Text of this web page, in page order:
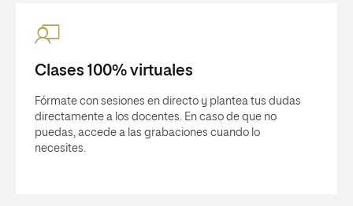
Clases 100% virtuales
Fórmate con sesiones en directo y plantea tus dudas
directamente a los docentes. En caso de que no
puedas, accede a las grabaciones cuando lo
necesites.